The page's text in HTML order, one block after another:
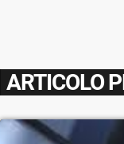
ARTICOLO